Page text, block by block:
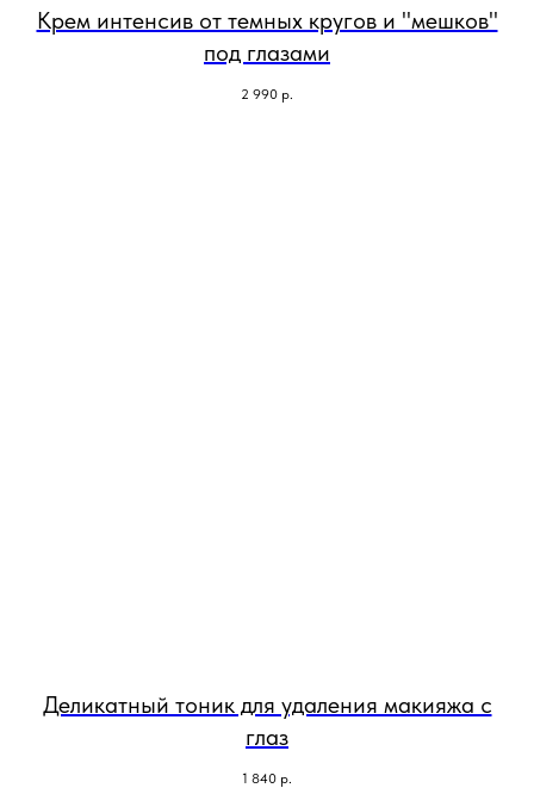
Крем интенсив от темных кругов и "мешков"
под глазами
2 990 р.
Деликатный тоник для удаления макияжа с
глаз
1 840 р.